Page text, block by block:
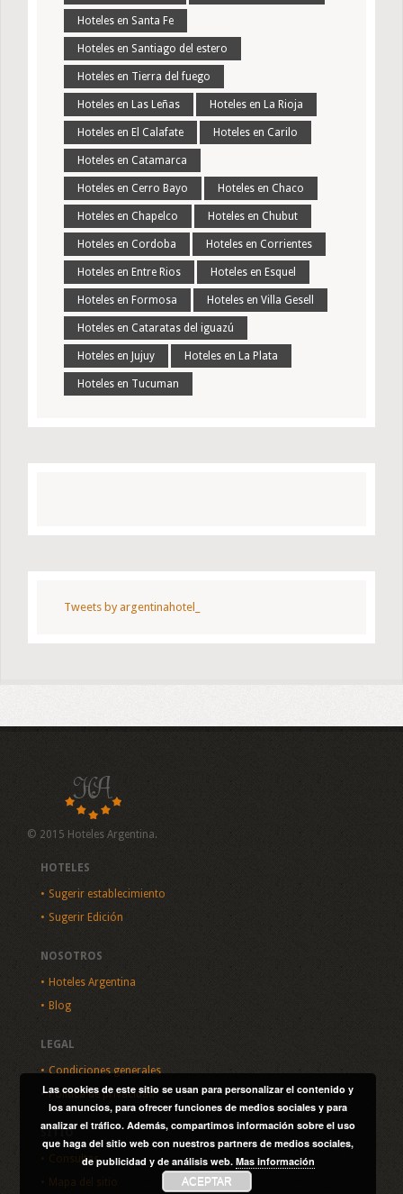
Hoteles en Santa Fe
Hoteles en Santiago del estero
Hoteles en Tierra del fuego
Hoteles en Las Leñas Hoteles en La Rioja
Hoteles en El Calafate Hoteles en Carilo
Hoteles en Catamarca
Hoteles en Cerro Bayo Hoteles en Chaco
Hoteles en Chapelco Hoteles en Chubut
Hoteles en Cordoba Hoteles en Corrientes
Hoteles en Entre Rios Hoteles en Esquel
Hoteles en Formosa Hoteles en Villa Gesell
Hoteles en Cataratas del iguazú
Hoteles en Jujuy Hoteles en La Plata
Hoteles en Tucuman
Tweets by argentinahotel_
© 2015 Hoteles Argentina.
HOTELES
Sugerir establecimiento
Sugerir Edición
NOSOTROS
Hoteles Argentina
Blog
LEGAL
Condiciones generales
Política de privacidad
SITIO
Consultas
Mapa del sitio
Las cookies de este sitio se usan para personalizar el contenido y
los anuncios, para ofrecer funciones de medios sociales y para
analizar el tráfico. Además, compartimos información sobre el uso
que haga del sitio web con nuestros partners de medios sociales,
de publicidad y de análisis web. Mas información
ACEPTAR